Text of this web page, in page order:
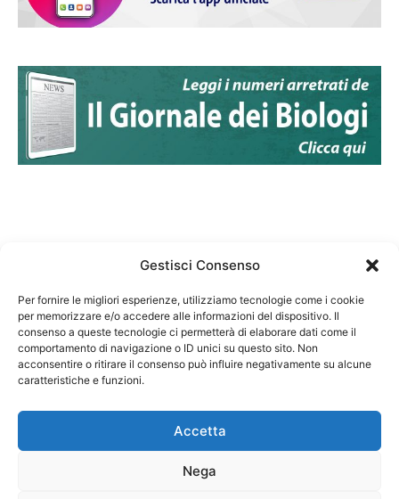
Gestisci Consenso
Per fornire le migliori esperienze, utilizziamo tecnologie come i cookie
per memorizzare e/o accedere alle informazioni del dispositivo. Il
consenso a queste tecnologie ci permetterà di elaborare dati come il
comportamento di navigazione o ID unici su questo sito. Non
acconsentire o ritirare il consenso può influire negativamente su alcune
caratteristiche e funzioni.
Accetta
Nega
Federazione Nazionale Degli Ordini dei Biologi:
codice fiscale 80069130583
Responsabile sito internet www.fnob.it: Vincenzo